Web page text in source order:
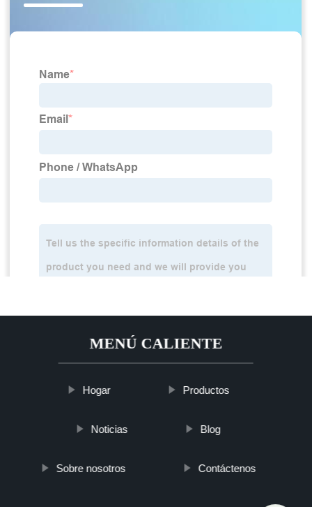
MENÚ CALIENTE
Hogar Productos
Noticias Blog
Sobre nosotros Contáctenos